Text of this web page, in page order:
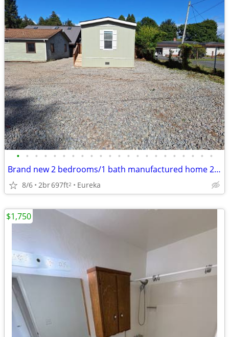
• • • • • • • • • • • • • • • • • • • • • •
Brand new 2 bedrooms/1 bath manufactured home 2026 in Redwood Acres
8/6 2br697ft2 Eureka
$1,750